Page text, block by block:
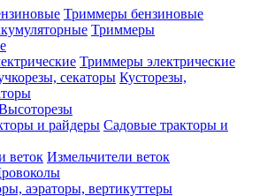
Триммеры бензиновые
Триммеры
Триммеры электрические
Кусторезы,
Садовые тракторы и
Измельчители веток